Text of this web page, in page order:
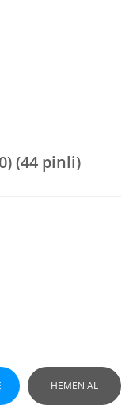
(44 pinli)
HEMEN AL